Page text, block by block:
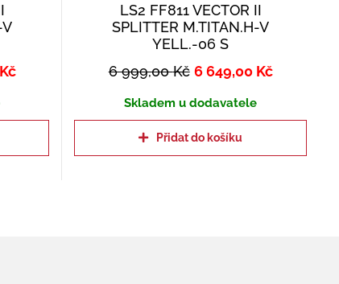
Kč
LS2 FF811 VECTOR II
SPLITTER M.TITAN.H-V
YELL.-06 S
6 999,00Kč 6 649,00 Kč
Skladem u dodavatele
Přidat do košíku